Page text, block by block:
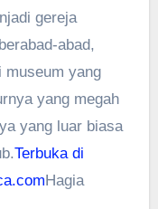
gereja
abad,
museum yang
yang megah
yang luar biasa
Terbuka di
Hagia